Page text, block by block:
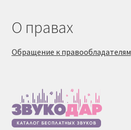
О правах
Обращение к правообладателям